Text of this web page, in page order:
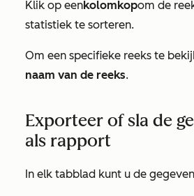
Klik op eenkolomkopom de
statistiek te sorteren.
Om een specifieke reeks te
naam van de reeks.
Exporteer of sla de
als rapport
In elk tabblad kunt u de